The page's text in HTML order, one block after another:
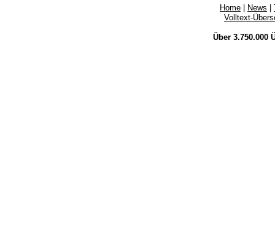
Home News
Volltext-
Über 3.750.000